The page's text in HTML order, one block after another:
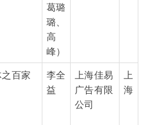
葛璐
璐、
高
峰）
之百家
李全
益
上海佳易
广告有限
公司
上
海